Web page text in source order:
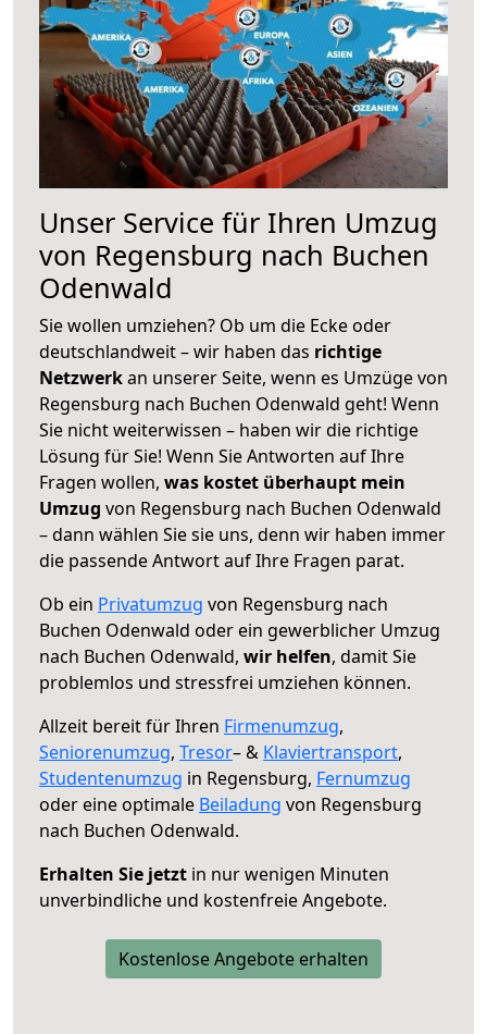
Unser Service für Ihren Umzug
von Regensburg nach Buchen
Odenwald
Sie wollen umziehen? Ob um die Ecke oder
deutschlandweit – wir haben das richtige
Netzwerkan unserer Seite, wenn es Umzüge von
Regensburg nach Buchen Odenwald geht! Wenn
Sie nicht weiterwissen – haben wir die richtige
Lösung für Sie! Wenn Sie Antworten auf Ihre
Fragen wollen, was kostet überhaupt mein
Umzug von Regensburg nach Buchen Odenwald
– dann wählen Sie sie uns, denn wir haben immer
die passende Antwort auf Ihre Fragen parat.
Ob ein Privatumzug von Regensburg nach
Buchen Odenwald oder ein gewerblicher Umzug
nach Buchen Odenwald, wir helfen, damit Sie
problemlos und stressfrei umziehen können.
Allzeit bereit für Ihren Firmenumzug,
Seniorenumzug, Tresor– & Klaviertransport,
Studentenumzug in Regensburg, Fernumzug
oder eine optimale Beiladung von Regensburg
nach Buchen Odenwald.
Erhalten Sie jetzt in nur wenigen Minuten
unverbindliche und kostenfreie Angebote.
Kostenlose Angebote erhalten